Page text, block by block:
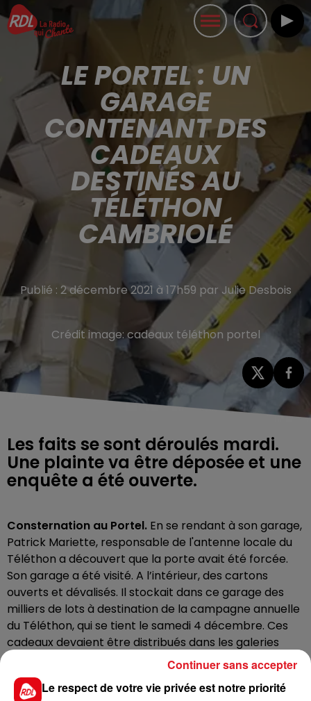
LE PORTEL : UN
GARAGE
CONTENANT DES
CADEAUX
DESTINÉS AU
TÉLÉTHON
CAMBRIOLÉ
Publié : 2 décembre 2021 à 17h59 par Julie Desbois
Crédit image:cadeaux téléthon portel
Les faits se sont déroulés mardi.
Une plainte va être déposée et une
enquête a été ouverte.
Consternation au Portel. En se rendant à son garage,
Patrick Mariette, responsable de l'antenne locale du
Téléthon a découvert que la porte avait été forcée.
Son garage a été visité. A l’intérieur, des cartons
ouverts et dévalisés. Il stockait dans ce garage des
milliers de lots à destination de la campagne annuelle
du Téléthon, qui se tient le samedi 4 décembre. Ces
cadeaux devaient être distribués dans les galeries
marchandes des supermarchés du Boulonnais, où les
donateurs pouvaient tenter leur chance en achetant
un œuf en chocolat à l’association.
Le respect de votre vie privée est notre priorité
Continuer sans accepter